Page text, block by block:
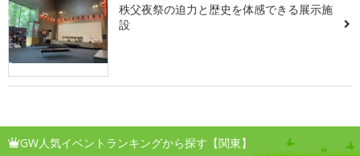
秩父夜祭の迫力と歴史を体感できる展示施
設
GW人気イベントランキングから探す【関東】